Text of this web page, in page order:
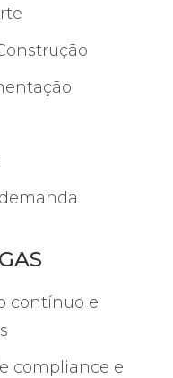
contínuo e
compliance e